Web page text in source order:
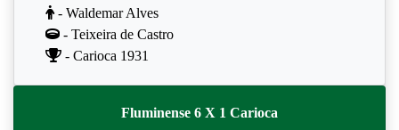
- Waldemar Alves
- Teixeira de Castro
- Carioca 1931
Fluminense 6 X 1 Carioca